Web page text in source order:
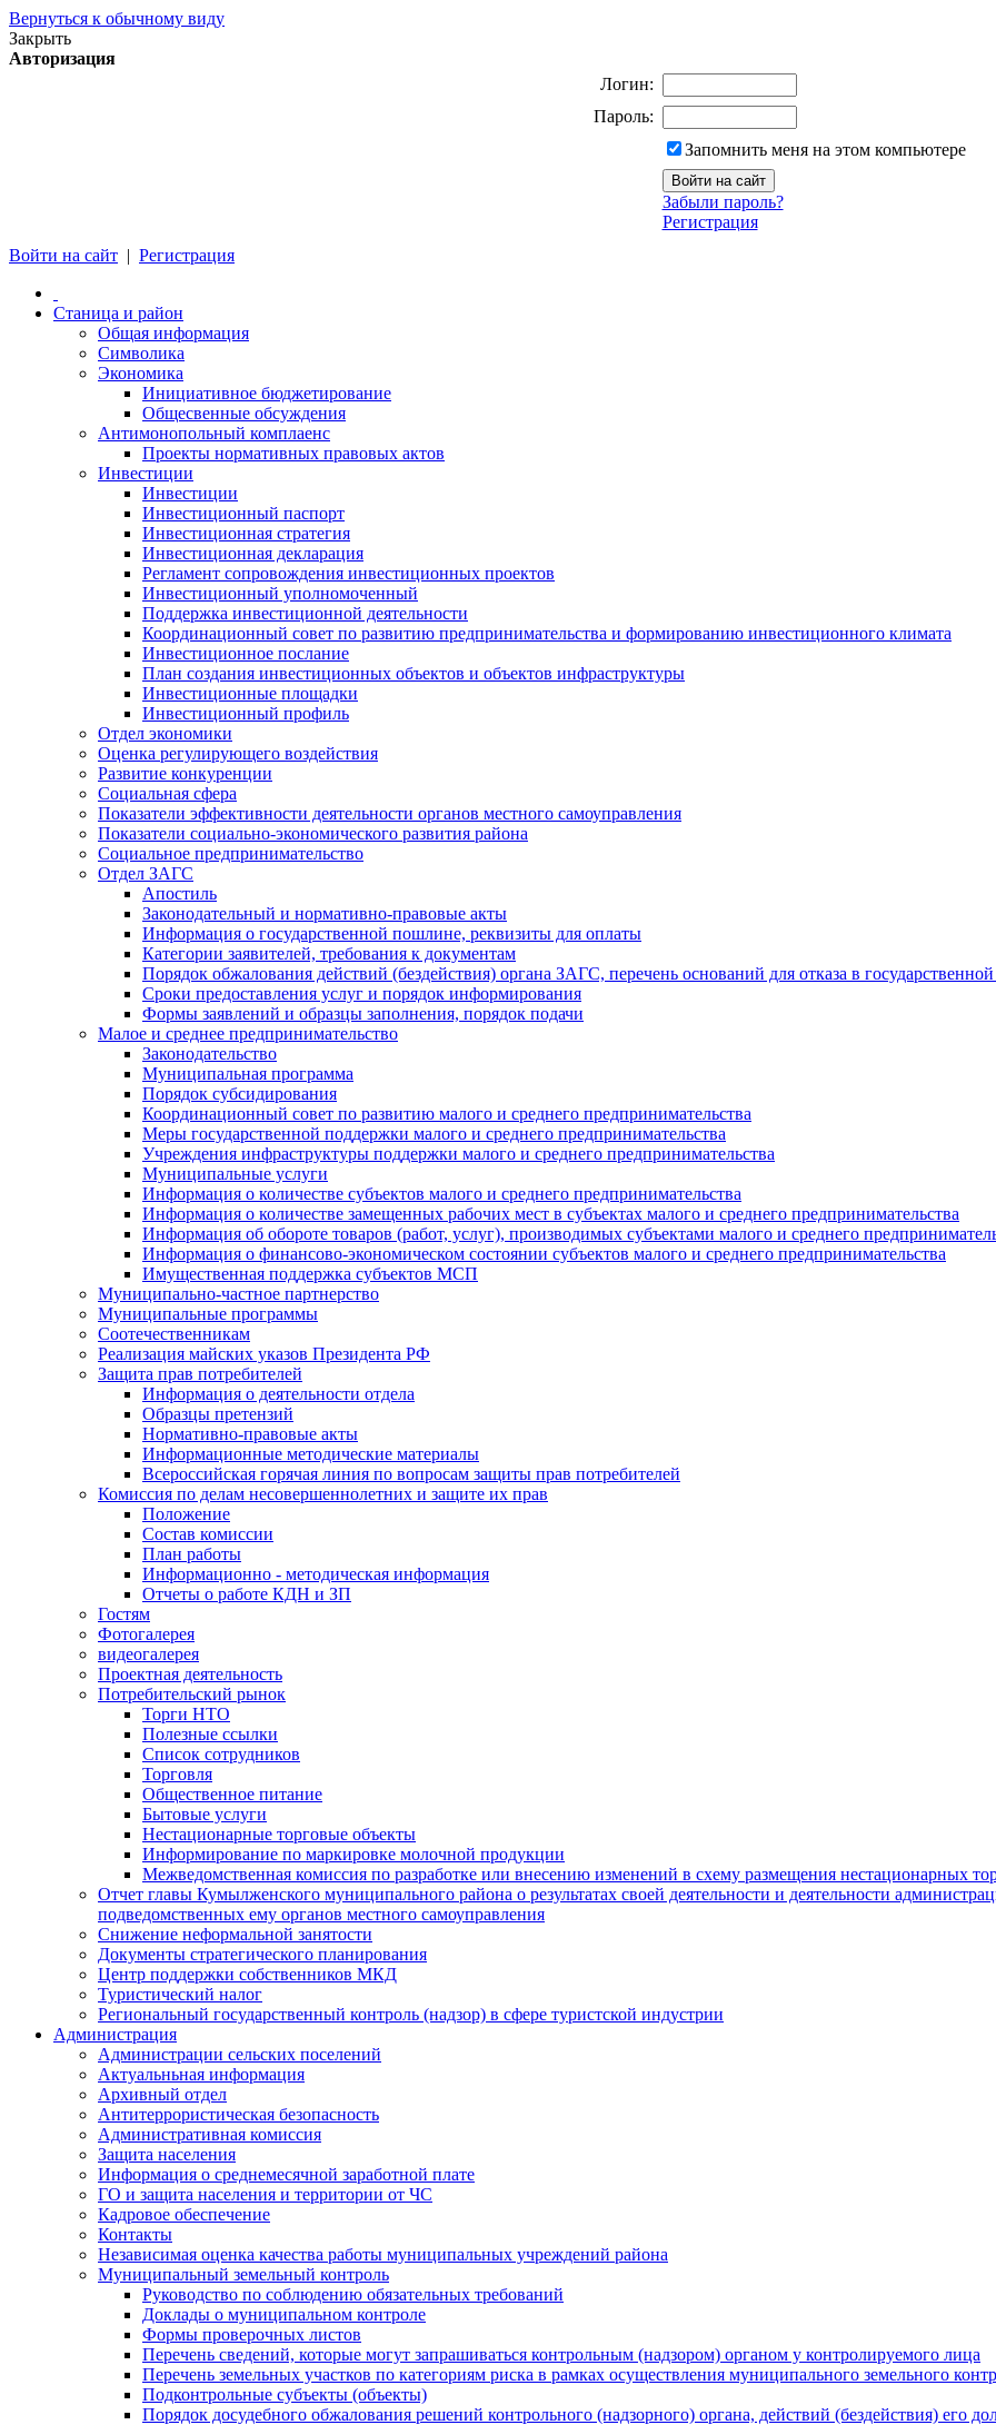
Вернуться к обычному виду
Закрыть
Авторизация
Логин:
Пароль:
Запомнить меня на этом компьютере
Забыли пароль?
Регистрация
Войти на сайт | Регистрация
Станица и район
Общая информация
Символика
Экономика
Инициативное бюджетирование
Общесвенные обсуждения
Антимонопольный комплаенс
Проекты нормативных правовых актов
Инвестиции
Инвестиции
Инвестиционный паспорт
Инвестиционная стратегия
Инвестиционная декларация
Регламент сопровождения инвестиционных проектов
Инвестиционный уполномоченный
Поддержка инвестиционной деятельности
Координационный совет по развитию предпринимательства и формированию инвестиционного климата
Инвестиционное послание
План создания инвестиционных объектов и объектов инфраструктуры
Инвестиционные площадки
Инвестиционный профиль
Отдел экономики
Оценка регулирующего воздействия
Развитие конкуренции
Социальная сфера
Показатели эффективности деятельности органов местного самоуправления
Показатели социально-экономического развития района
Социальное предпринимательство
Отдел ЗАГС
Апостиль
Законодательный и нормативно-правовые акты
Информация о государственной пошлине, реквизиты для оплаты
Категории заявителей, требования к документам
Порядок обжалования действий (бездействия) органа ЗАГС, перечень оснований для отказа в
Сроки предоставления услуг и порядок информирования
Формы заявлений и образцы заполнения, порядок подачи
Малое и среднее предпринимательство
Законодательство
Муниципальная программа
Порядок субсидирования
Координационный совет по развитию малого и среднего предпринимательства
Меры государственной поддержки малого и среднего предпринимательства
Учреждения инфраструктуры поддержки малого и среднего предпринимательства
Муниципальные услуги
Информация о количестве субъектов малого и среднего предпринимательства
Информация о количестве замещенных рабочих мест в субъектах малого и среднего предпринимательства
Информация об обороте товаров (работ, услуг), производимых субъектами малого и среднего
Информация о финансово-экономическом состоянии субъектов малого и среднего предпринимательства
Имущественная поддержка субъектов МСП
Муниципально-частное партнерство
Муниципальные программы
Соотечественникам
Реализация майских указов Президента РФ
Защита прав потребителей
Информация о деятельности отдела
Образцы претензий
Нормативно-правовые акты
Информационные методические материалы
Всероссийская горячая линия по вопросам защиты прав потребителей
Комиссия по делам несовершеннолетних и защите их прав
Положение
Состав комиссии
План работы
Информационно - методическая информация
Отчеты о работе КДН и ЗП
Гостям
Фотогалерея
видеогалерея
Проектная деятельность
Потребительский рынок
Торги НТО
Полезные ссылки
Список сотрудников
Торговля
Общественное питание
Бытовые услуги
Нестационарные торговые объекты
Информирование по маркировке молочной продукции
Межведомственная комиссия по разработке или внесению изменений в схему размещения нестационарных
Отчет главы Кумылженского муниципального района о результатах своей деятельности и деятельности
подведомственных ему органов местного самоуправления
Снижение неформальной занятости
Документы стратегического планирования
Центр поддержки собственников МКД
Туристический налог
Региональный государственный контроль (надзор) в сфере туристской индустрии
Администрация
Администрации сельских поселений
Актуальньная информация
Архивный отдел
Антитеррористическая безопасность
Административная комиссия
Защита населения
Информация о среднемесячной заработной плате
ГО и защита населения и территории от ЧС
Кадровое обеспечение
Контакты
Независимая оценка качества работы муниципальных учреждений района
Муниципальный земельный контроль
Руководство по соблюдению обязательных требований
Доклады о муниципальном контроле
Формы проверочных листов
Перечень сведений, которые могут запрашиваться контрольным (надзором) органом у контролируемого лица
Перечень земельных участков по категориям риска в рамках осуществления муниципального земельного
Подконтрольные субъекты (объекты)
Порядок досудебного обжалования решений контрольного (надзорного) органа, действий (бездействия) его